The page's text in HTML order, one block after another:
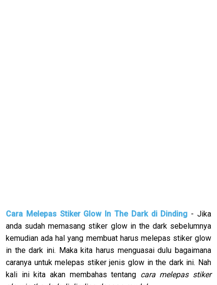
Cara Melepas Stiker Glow In The Dark di Dinding - Jika
anda sudah memasang stiker glow in the dark sebelumnya
kemudian ada hal yang membuat harus melepas stiker glow
in the dark ini. Maka kita harus menguasai dulu bagaimana
caranya untuk melepas stiker jenis glow in the dark ini. Nah
kali ini kita akan membahas tentang cara melepas stiker